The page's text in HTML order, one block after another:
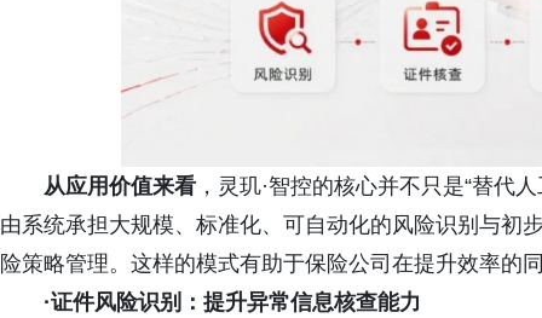
从应用价值来看 ，灵玑·智控的核心并不只是“替代
由系统承担大规模、标准化、可自动化的风险识别与初
险策略管理。这样的模式有助于保险公司在提升效率的
·证件风险识别：提升异常信息核查能力